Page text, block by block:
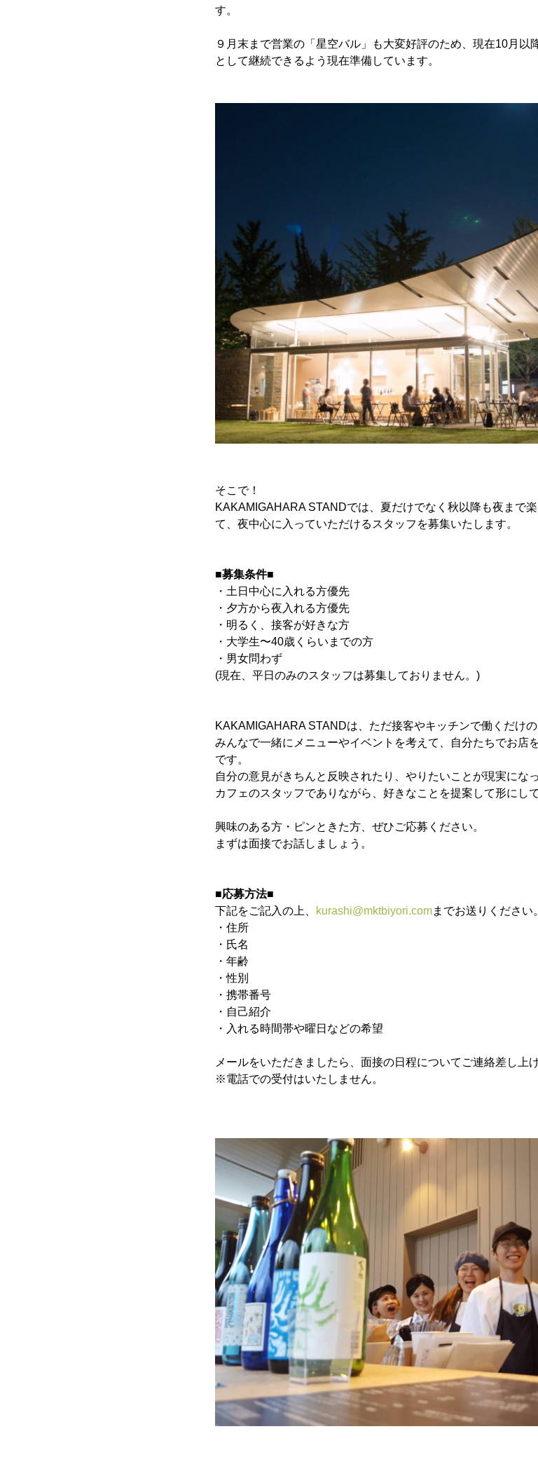
かかみがはら暮らし委員会とは？
Instagram
す。
９月末まで営業の「星空バル」も大変好評のため、現在10月以
として継続できるよう現在準備しています。
そこで！
KAKAMIGAHARA STANDでは、夏だけでなく秋以降も夜まで
て、夜中心に入っていただけるスタッフを募集いたします。
■募集条件■
・土日中心に入れる方優先
・夕方から夜入れる方優先
・明るく、接客が好きな方
・大学生〜40歳くらいまでの方
・男女問わず
(現在、平日のみのスタッフは募集しておりません。)
KAKAMIGAHARA STANDは、ただ接客やキッチンで働くだけ
みんなで一緒にメニューやイベントを考えて、自分たちでお店
です。
自分の意見がきちんと反映されたり、やりたいことが現実にな
カフェのスタッフでありながら、好きなことを提案して形にし
興味のある方・ピンときた方、ぜひご応募ください。
まずは面接でお話しましょう。
■応募方法■
下記をご記入の上、
kurashi@mktbiyori.comまでお送りください。
・住所
・氏名
・年齢
・性別
・携帯番号
・自己紹介
・入れる時間帯や曜日などの希望
メールをいただきましたら、面接の日程についてご連絡差し上げ
※電話での受付はいたしません。